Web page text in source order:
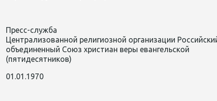
Пресс-служба
Централизованной религиозной организации
объединенный Союз христиан веры евангельской
(пятидесятников)
01.01.1970